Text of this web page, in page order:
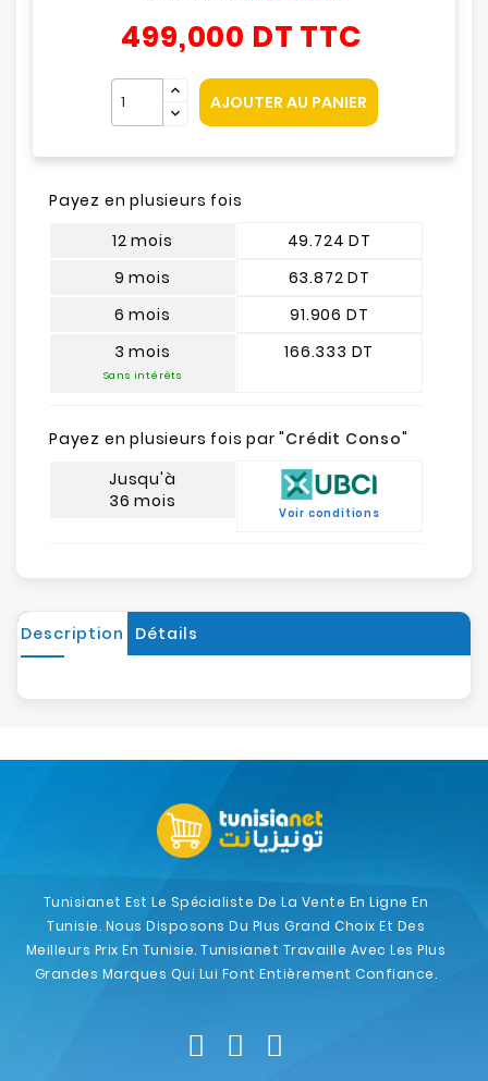
499,000 DT TTC
AJOUTER AU PANIER
Payez en plusieurs fois
12 mois
9 mois
6 mois
3 mois
Sans intérêts
49.724 DT
63.872 DT
91.906 DT
166.333 DT
Payez en plusieurs fois par "Crédit Conso"
Jusqu'à
36 mois
Voir conditions
Description Détails
Tunisianet Est Le Spécialiste De La Vente En Ligne En
Tunisie. Nous Disposons Du Plus Grand Choix Et Des
Meilleurs Prix En Tunisie. Tunisianet Travaille Avec Les Plus
Grandes Marques Qui Lui Font Entièrement Confiance.